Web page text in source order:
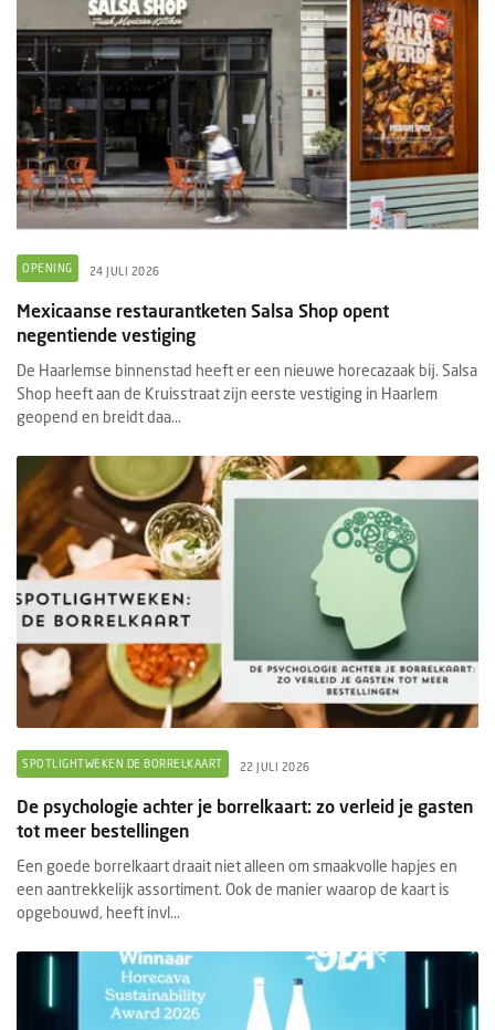
OPENING 24 JULI 2026
Mexicaanse restaurantketen Salsa Shop opent
negentiende vestiging
De Haarlemse binnenstad heeft er een nieuwe horecazaak bij. Salsa
Shop heeft aan de Kruisstraat zijn eerste vestiging in Haarlem
geopend en breidt daa...
SPOTLIGHTWEKEN DE BORRELKAART 22 JULI 2026
De psychologie achter je borrelkaart: zo verleid je gasten
tot meer bestellingen
Een goede borrelkaart draait niet alleen om smaakvolle hapjes en
een aantrekkelijk assortiment. Ook de manier waarop de kaart is
opgebouwd, heeft invl...